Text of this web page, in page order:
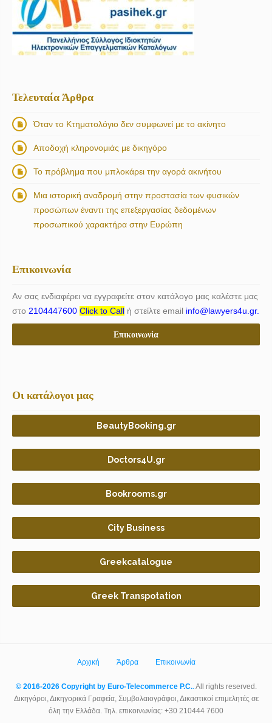
Τελευταία Άρθρα
Όταν το Κτηματολόγιο δεν συμφωνεί με το ακίνητο
Αποδοχή κληρονομιάς με δικηγόρο
Το πρόβλημα που μπλοκάρει την αγορά ακινήτου
Μια ιστορική αναδρομή στην προστασία των φυσικών
προσώπων έναντι της επεξεργασίας δεδομένων
προσωπικού χαρακτήρα στην Ευρώπη
Επικοινωνία
Αν σας ενδιαφέρει να εγγραφείτε στον κατάλογο μας καλέστε μας
στο 2104447600 Click to Call ή στείλτε email info@lawyers4u.gr.
Επικοινωνία
Οι κατάλογοι μας
BeautyBooking.gr
Doctors4U.gr
Bookrooms.gr
City Business
Greekcatalogue
Greek Transpotation
Αρχική Άρθρα Επικοινωνία
© 2016-2026 Copyright by Euro-Telecommerce P.C..All rights reserved.
Δικηγόροι, Δικηγορικά Γραφεία, Συμβολαιογράφοι, Δικαστικοί επιμελητές σε
όλη την Ελλάδα. Τηλ. επικοινωνίας: +30 210444 7600